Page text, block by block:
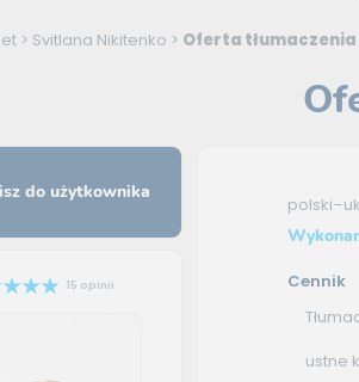
> Svitlana Nikitenko > Oferta
do użytkownika
15 opinii
Cennik
ustne